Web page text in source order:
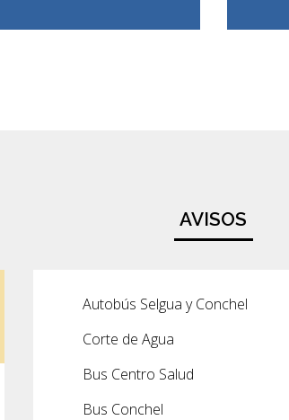
AVISOS
Autobús Selgua y Conchel
Corte de Agua
Bus Centro Salud
Bus Conchel